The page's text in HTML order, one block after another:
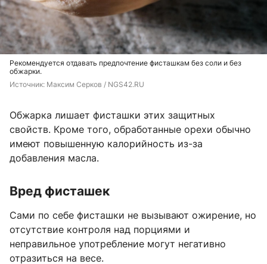
Рекомендуется отдавать предпочтение фисташкам без соли и без
обжарки.
Источник: Максим Серков / NGS42.RU
Обжарка лишает фисташки этих защитных
свойств. Кроме того, обработанные орехи обычно
имеют повышенную калорийность из-за
добавления масла.
Вред фисташек
Сами по себе фисташки не вызывают ожирение, но
отсутствие контроля над порциями и
неправильное употребление могут негативно
отразиться на весе.